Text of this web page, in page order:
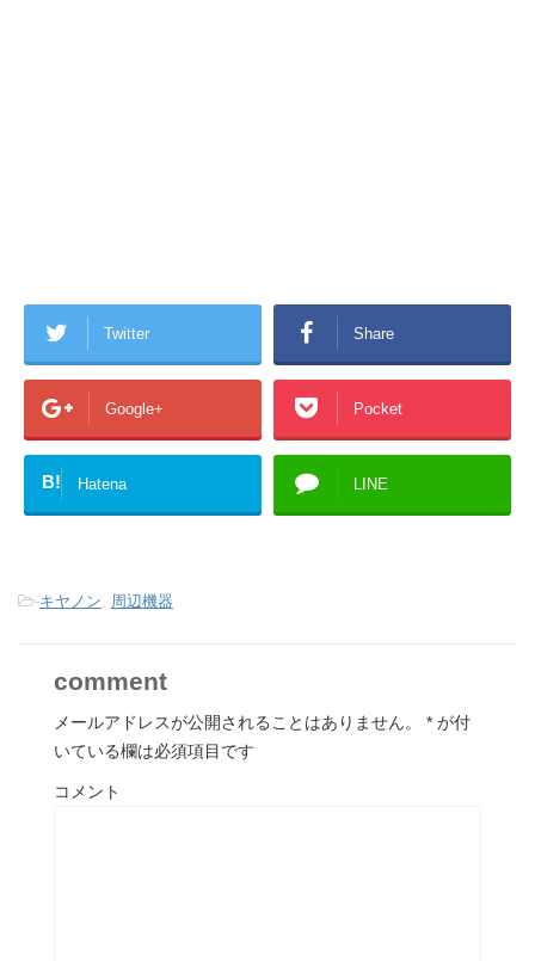
Twitter Share
Google+ Pocket
B! Hatena LINE
-キヤノン, 周辺機器
comment
メールアドレスが公開されることはありません。 * が付
いている欄は必須項目です
コメント